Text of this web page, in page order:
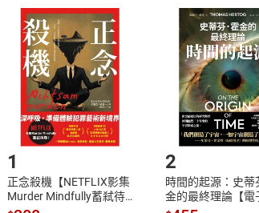
且已下載/存取電子書，不得請求退貨退
退貨方式：您欲取消訂單或辦理退貨時
貨」，本店鋪將依您的申請進行審核，
請注意，樂天市場須以整筆訂單為單位
挑選商品
Choose
放入購
購書後，如何開始使用？
Step1.選擇閱讀載具
1
正念殺機【NETFLIX影集
Murder Mindfully蓄弒待
2
時間的起源：史蒂
金的最終理論【電